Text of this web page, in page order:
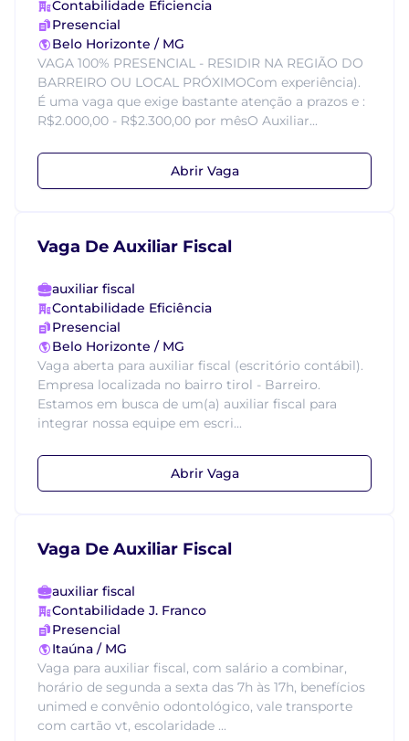
Contabilidade Eficiencia
Presencial
Belo Horizonte / MG
VAGA 100% PRESENCIAL - RESIDIR NA REGIÃO DO
BARREIRO OU LOCAL PRÓXIMOCom experiência).
É uma vaga que exige bastante atenção a prazos e :
R$2.000,00 - R$2.300,00 por mêsO Auxiliar...
Abrir Vaga
Vaga De Auxiliar Fiscal
auxiliar fiscal
Contabilidade Eficiência
Presencial
Belo Horizonte / MG
Vaga aberta para auxiliar fiscal (escritório contábil).
Empresa localizada no bairro tirol - Barreiro.
Estamos em busca de um(a) auxiliar fiscal para
integrar nossa equipe em escri...
Abrir Vaga
Vaga De Auxiliar Fiscal
auxiliar fiscal
Contabilidade J. Franco
Presencial
Itaúna / MG
Vaga para auxiliar fiscal, com salário a combinar,
horário de segunda a sexta das 7h às 17h, benefícios
unimed e convênio odontológico, vale transporte
com cartão vt, escolaridade ...